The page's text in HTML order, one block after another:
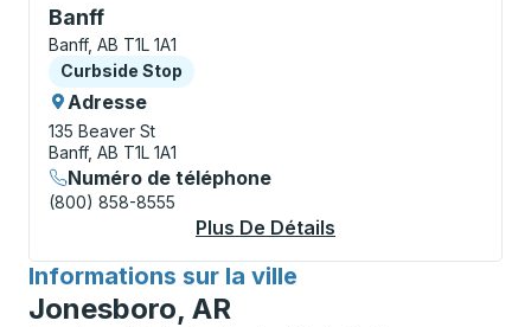
Banff
Curbside Stop, utilisez les touches fléchées ou la
Banff, AB T1L 1A1
Curbside Stop
Curbside Stop
Adresse
135 Beaver St
Banff, AB T1L 1A1
Numéro de téléphone
(800) 858-8555
Plus De Détails
Informations sur la ville
pour
Jonesboro, AR